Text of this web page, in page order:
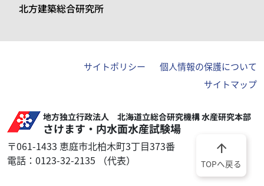
北方建築総合研究所
地方独立行政法人 北海道立総合研究機構 水産研究本部
さけます・内水面水産試験場
〒061-1433 恵庭市北柏木町3丁目373番
電話：0123-32-2135 （代表）
サイトポリシー
個人情報の保護について
サイトマップ
arrow_upward
TOPへ戻る